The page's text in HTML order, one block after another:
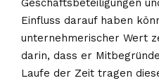
Einfluss darauf haben
unternehmerischer Wert
darin, dass er
Laufe der Zeit tragen